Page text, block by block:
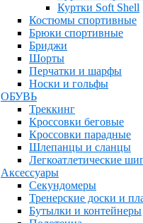
Куртки Soft Shell
Костюмы спортивные
Брюки спортивные
Бриджи
Шорты
Перчатки и шарфы
Носки и гольфы
ОБУВЬ
Треккинг
Кроссовки беговые
Кроссовки парадные
Шлепанцы и сланцы
Легкоатлетические
Аксессуары
Секундомеры
Тренерские доски и
Бутылки и контейнеры